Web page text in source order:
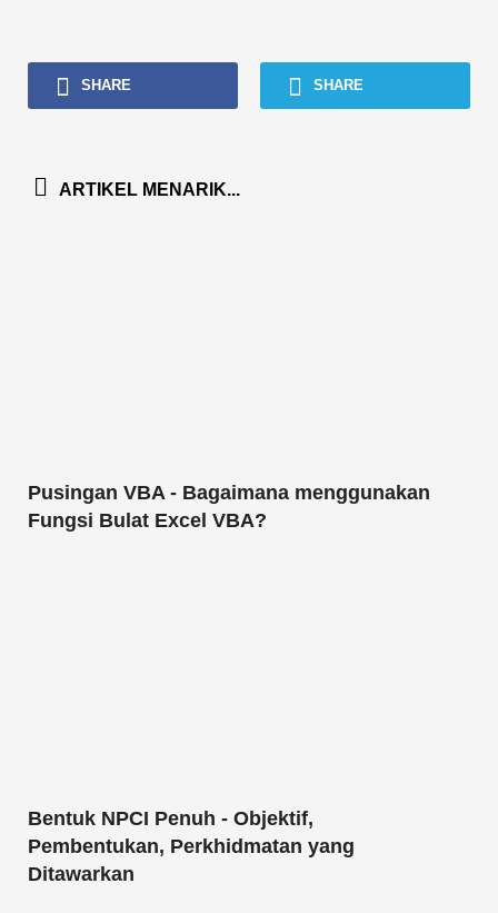
SHARE SHARE
ARTIKEL MENARIK...
Pusingan VBA - Bagaimana menggunakan
Bentuk NPCI Penuh - Objektif,
Pembentukan, Perkhidmatan yang